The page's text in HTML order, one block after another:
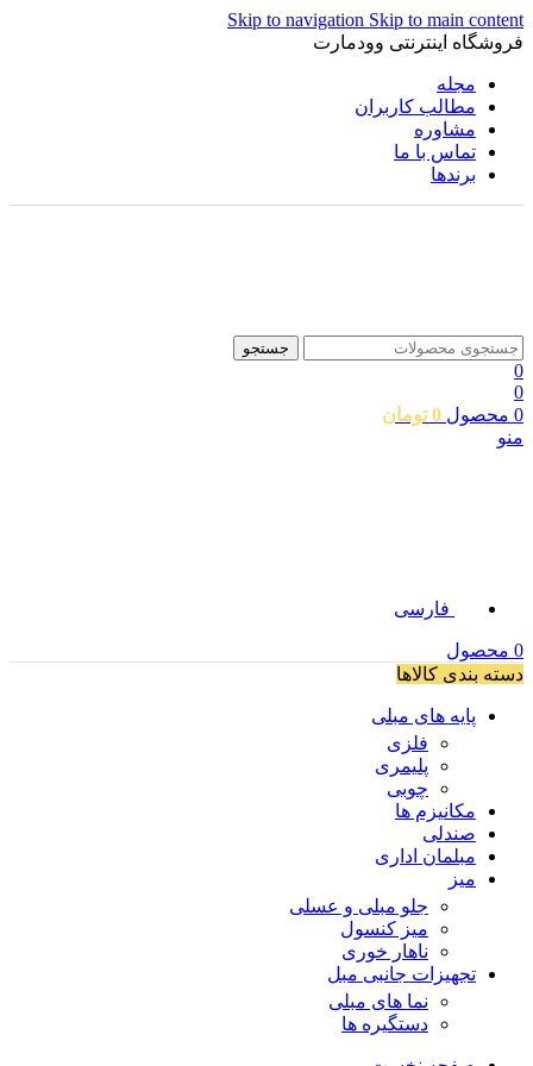
Skip to navigation Skip to main content
فروشگاه اینترنتی وودمارت
مجله
مطالب کاربران
مشاوره
تماس با ما
برندها
جستجو
0
0
0 محصول 0 تومان
منو
فارسی
0 محصول
دسته بندی کالاها
پایه های مبلی
فلزی
پلیمری
چوبی
مکانیزم ها
صندلی
مبلمان اداری
میز
جلو مبلی و عسلی
میز کنسول
ناهار خوری
تجهیزات جانبی مبل
نما های مبلی
دستگیره ها